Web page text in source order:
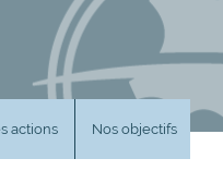
actions Nos objectifs